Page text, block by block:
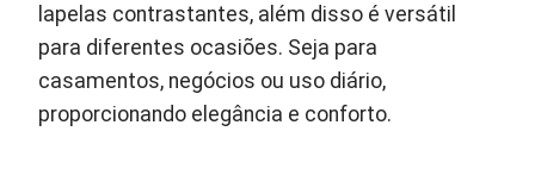
lapelas contrastantes, além disso é versátil
para diferentes ocasiões. Seja para
casamentos, negócios ou uso diário,
proporcionando elegância e conforto.